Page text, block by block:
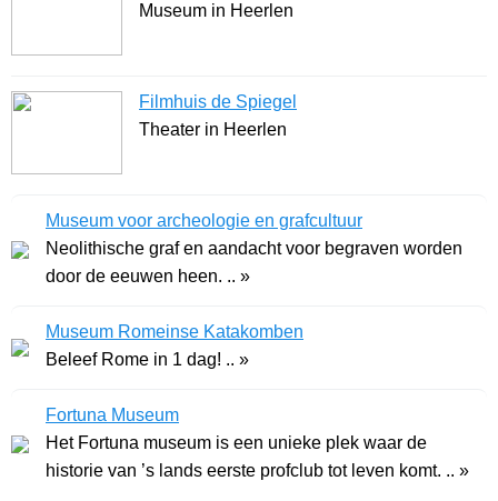
Museum in Heerlen
Filmhuis de Spiegel
Theater in Heerlen
Museum voor archeologie en grafcultuur
Neolithische graf en aandacht voor begraven worden
door de eeuwen heen. .. »
Museum Romeinse Katakomben
Beleef Rome in 1 dag! .. »
Fortuna Museum
Het Fortuna museum is een unieke plek waar de
historie van ’s lands eerste profclub tot leven komt. .. »